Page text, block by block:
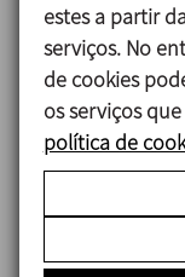
India
Contact
Mobile:+91
Contact
+91
estes a partir
serviços. No
de cookies
os serviços
política de